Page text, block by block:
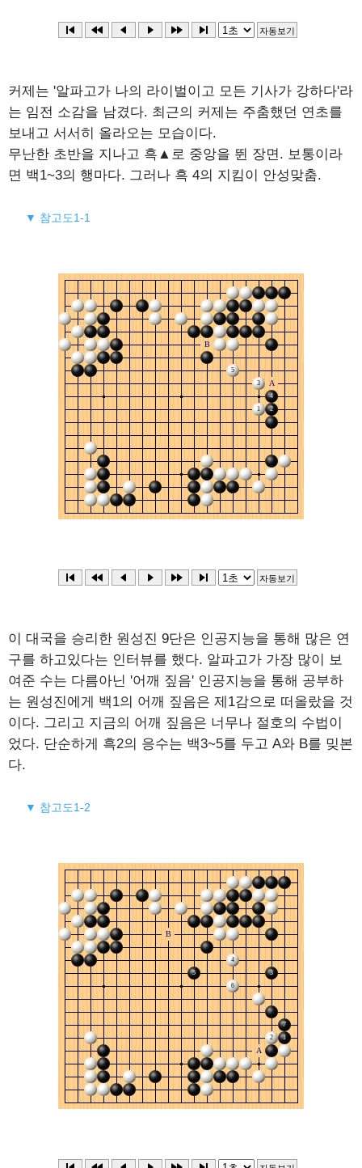
커제는 '알파고가 나의 라이벌이고 모든 기사가 강하다'라
는 임전 소감을 남겼다. 최근의 커제는 주춤했던 연초를
보내고 서서히 올라오는 모습이다.
무난한 초반을 지나고 흑▲로 중앙을 뛴 장면. 보통이라
면 백1~3의 행마다. 그러나 흑 4의 지킴이 안성맞춤.
▼ 참고도1-1
이 대국을 승리한 원성진 9단은 인공지능을 통해 많은 연
구를 하고있다는 인터뷰를 했다. 알파고가 가장 많이 보
여준 수는 다름아닌 '어깨 짚음' 인공지능을 통해 공부하
는 원성진에게 백1의 어깨 짚음은 제1감으로 떠올랐을 것
이다. 그리고 지금의 어깨 짚음은 너무나 절호의 수법이
었다. 단순하게 흑2의 응수는 백3~5를 두고 A와 B를 밎본
다.
▼ 참고도1-2